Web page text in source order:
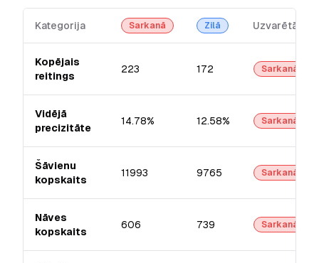
Kategorija Sarkanā Zilā Uzvarētājs
Kopējais
reitings
223 172 Sarkanā
Vidējā
precizitāte
14.78% 12.58% Sarkanā
Šāvienu
kopskaits
11993 9765 Sarkanā
Nāves
kopskaits
606 739 Sarkanā